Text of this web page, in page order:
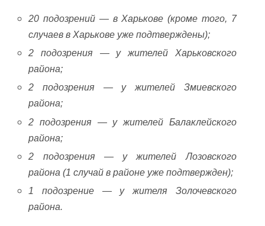
20 подозрений — в Харькове (кроме того, 7
случаев в Харькове уже подтверждены);
2 подозрения — у жителей Харьковского
района;
2 подозрения — у жителей Змиевского
района;
2 подозрения — у жителей Балаклейского
района;
2 подозрения — у жителей Лозовского
района (1 случай в районе уже подтвержден);
1 подозрение — у жителя Золочевского
района.